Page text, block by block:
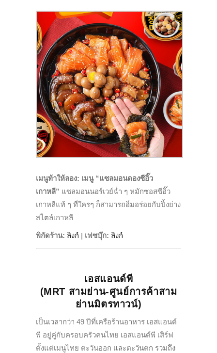
เมนูท้าให้ลอง: เมนู “แซลมอนดองซีอิ๊ว
เกาหลี” แซลมอนนอร์เวย์ฉ่ำ ๆ หมักซอสซีอิ๊ว
เกาหลีแท้ ๆ ที่ใครๆ ก็สามารถอิ่มอร่อยกับปิ้งย่าง
สไตล์เกาหลี
พิกัดร้าน: ลิงก์ | เฟซบุ๊ก: ลิงก์
เอสแอนด์พี
(MRT สามย่าน-ศูนย์การค้าสาม
ย่านมิตรทาวน์)
เป็นเวลากว่า 49 ปีที่เครือร้านอาหาร เอสแอนด์
พี อยู่คู่กับครอบครัวคนไทย เอสแอนด์พี เสิร์ฟ
ตั้งแต่เมนูไทย ตะวันออก และตะวันตก รวมถึง